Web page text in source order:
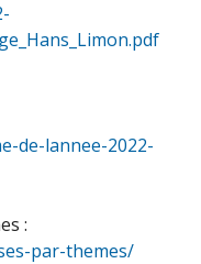
de-lannee-2022-
:
par-themes/